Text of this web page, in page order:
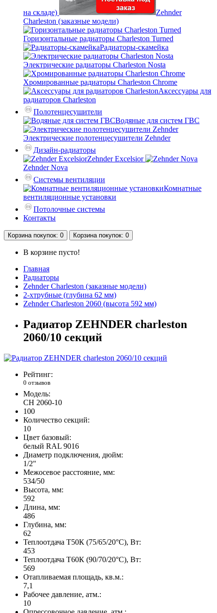
на складе)
Zehnder
Charleston (заказные модели)
Горизонтальные радиаторы Charleston Turned
Радиаторы-скамейка
Электрические радиаторы Charleston Nosta
Хромированные радиаторы Charleston Chrome
Аксессуары для
радиаторов Charleston
Полотенцесушители
Водяные для систем ГВС
Электрические полотенцесушители Zehnder
Дизайн-радиаторы
Zehnder Excelsior
Zehnder Nova
Системы вентиляции
Комнатные
вентиляционные установки
Потолочные системы
Контакты
Корзинапокупок: 0 Корзинапокупок: 0
В корзине пусто!
Главная
Радиаторы
Zehnder Charleston (заказные модели)
2-хтрубные (глубина 62 мм)
Zehnder Charleston 2060 (высота 592 мм)
Радиатор ZEHNDER charleston
2060/10 секций
Рейтинг:
0 отзывов
Модель:
CH 2060-10
100
Количество секций:
10
Цвет базовый:
белый RAL 9016
Диаметр подключения, дюйм:
1/2"
Межосевое расстояние, мм:
534/50
Высота, мм:
592
Длина, мм:
486
Глубина, мм:
62
Теплоотдача Т50К (75/65/20°C), Вт:
453
Теплоотдача Т60К (90/70/20°C), Вт:
569
Отапливаемая площадь, кв.м.:
7,1
Рабочее давление, атм.:
10